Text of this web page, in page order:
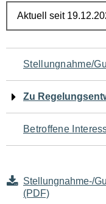
Navigation
für
den
Seiteninhalt
Stellungnahme/
Zu
Betroffene
Stellungnahme-/
(PDF)